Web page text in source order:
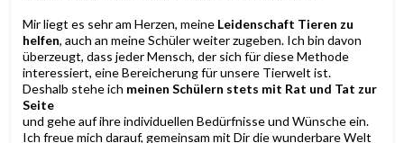
Mir liegt es sehr am Herzen, meine Leidenschaft Tieren zu
helfen, auch an meine Schüler weiter zugeben. Ich bin davon
überzeugt, dass jeder Mensch, der sich für diese Methode
interessiert, eine Bereicherung für unsere Tierwelt ist.
Deshalb stehe ich meinen Schülern stets mit Rat und Tat zur
Seite
und gehe auf ihre individuellen Bedürfnisse und Wünsche ein.
Ich freue mich darauf, gemeinsam mit Dir die wunderbare Welt